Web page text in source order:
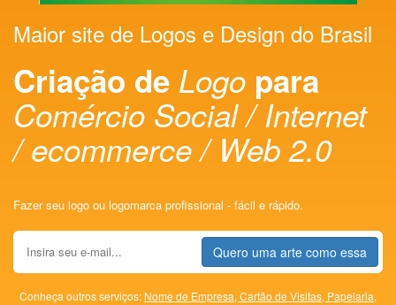
Maior site de Logos e Design do Brasil
Criação de Logo para
Comércio Social / Internet
/ ecommerce / Web 2.0
Fazer seu logo ou logomarca profissional - fácil e rápido.
Quero uma arte como essa
Conheça outros serviços: Nome de Empresa, Cartão de Visitas, Papelaria,